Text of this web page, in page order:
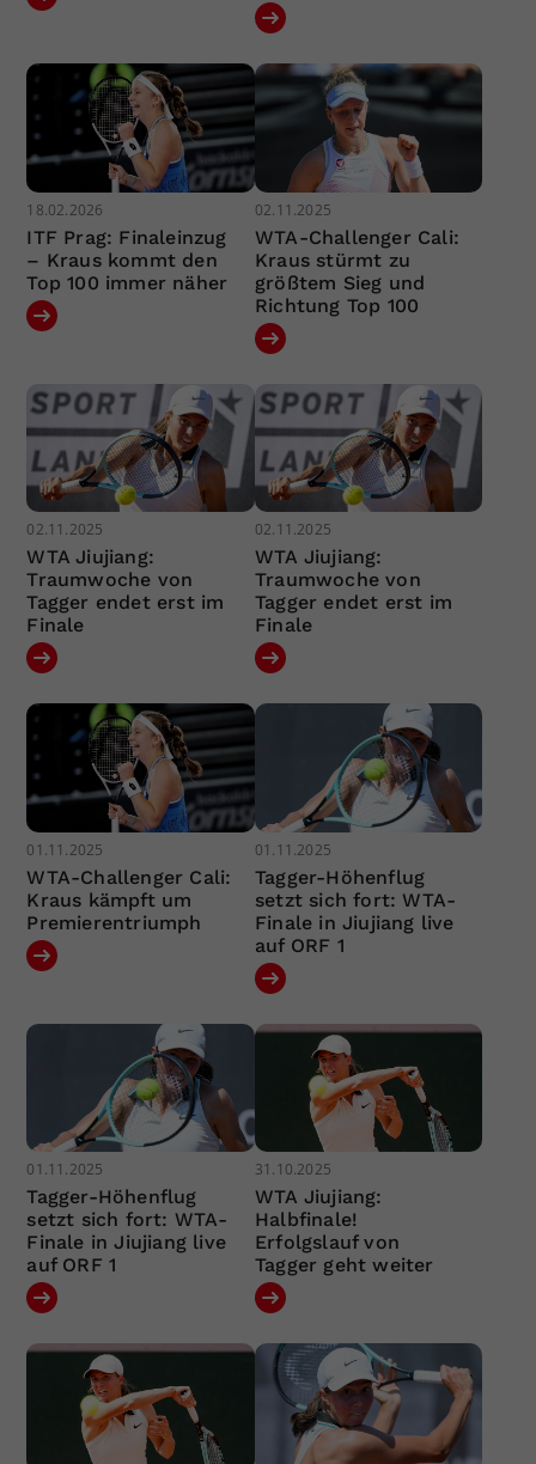
18.02.2026
ITF Prag: Finaleinzug
– Kraus kommt den
Top 100 immer näher
02.11.2025
WTA-Challenger Cali:
Kraus stürmt zu
größtem Sieg und
Richtung Top 100
02.11.2025
WTA Jiujiang:
Traumwoche von
Tagger endet erst im
Finale
02.11.2025
WTA Jiujiang:
Traumwoche von
Tagger endet erst im
Finale
01.11.2025
WTA-Challenger Cali:
Kraus kämpft um
Premierentriumph
01.11.2025
Tagger-Höhenflug
setzt sich fort: WTA-
Finale in Jiujiang live
auf ORF 1
01.11.2025
Tagger-Höhenflug
setzt sich fort: WTA-
Finale in Jiujiang live
auf ORF 1
31.10.2025
WTA Jiujiang:
Halbfinale!
Erfolgslauf von
Tagger geht weiter